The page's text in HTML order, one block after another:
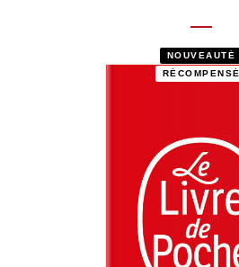
NOUVEAUTÉ
RÉCOMPENSÉ